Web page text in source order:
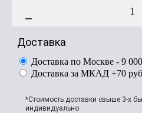
Доставка
Доставка по Москве - 9
Доставка за МКАД +70
*Стоимость доставки свыше 3-х
индивидуально